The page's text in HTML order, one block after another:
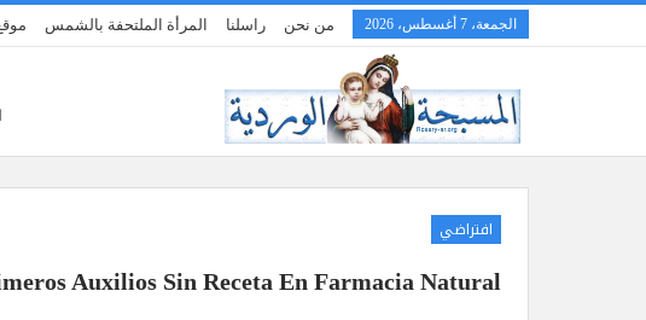
الجمعة، 7 أغسطس، 2026 من نحن راسلنا المرأة الملتحفة بالشمس
افتراضي
Auxilios Sin Receta En Farmacia Natural